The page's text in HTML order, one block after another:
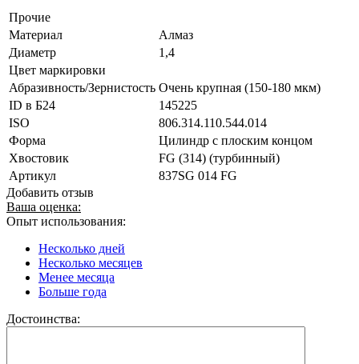
Прочие
Материал
Алмаз
Диаметр
1,4
Цвет маркировки
Абразивность/Зернистость Очень крупная (150-180 мкм)
ID в Б24
145225
ISO
806.314.110.544.014
Форма
Цилиндр с плоским концом
Хвостовик
FG (314) (турбинный)
Артикул
837SG 014 FG
Добавить отзыв
Ваша оценка:
Опыт использования:
Несколько дней
Несколько месяцев
Менее месяца
Больше года
Достоинства: